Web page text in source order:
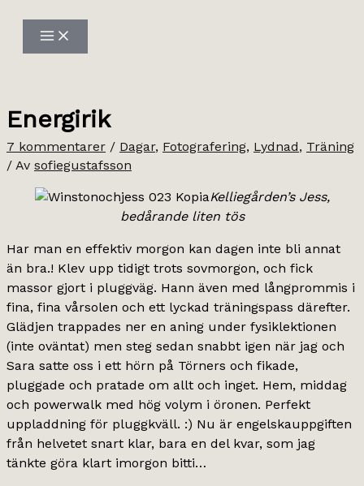
innehåll
Energirik
7 kommentarer / Dagar, Fotografering, Lydnad, Träning
/ Av sofiegustafsson
Kelliegården’s Jess,
bedårande liten tös
Har man en effektiv morgon kan dagen inte bli annat
än bra.! Klev upp tidigt trots sovmorgon, och fick
massor gjort i pluggväg. Hann även med långprommis i
fina, fina vårsolen och ett lyckad träningspass därefter.
Glädjen trappades ner en aning under fysiklektionen
(inte oväntat) men steg sedan snabbt igen när jag och
Sara satte oss i ett hörn på Törners och fikade,
pluggade och pratade om allt och inget. Hem, middag
och powerwalk med hög volym i öronen. Perfekt
uppladdning för pluggkväll. :) Nu är engelskauppgiften
från helvetet snart klar, bara en del kvar, som jag
tänkte göra klart imorgon bitti…